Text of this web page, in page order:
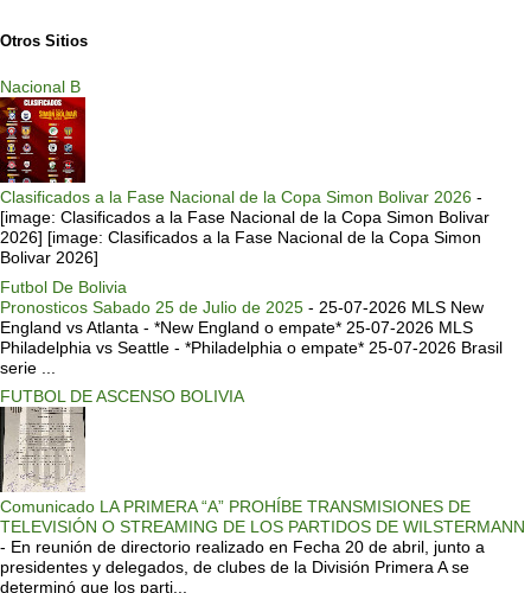
Otros Sitios
Nacional B
Clasificados a la Fase Nacional de la Copa Simon Bolivar 2026 -
[image: Clasificados a la Fase Nacional de la Copa Simon Bolivar
2026] [image: Clasificados a la Fase Nacional de la Copa Simon
Bolivar 2026]
Futbol De Bolivia
Pronosticos Sabado 25 de Julio de 2025 - 25-07-2026 MLS New
England vs Atlanta - *New England o empate* 25-07-2026 MLS
Philadelphia vs Seattle - *Philadelphia o empate* 25-07-2026 Brasil
serie ...
FUTBOL DE ASCENSO BOLIVIA
Comunicado LA PRIMERA “A” PROHÍBE TRANSMISIONES DE
TELEVISIÓN O STREAMING DE LOS PARTIDOS DE WILSTERMANN
- En reunión de directorio realizado en Fecha 20 de abril, junto a
presidentes y delegados, de clubes de la División Primera A se
determinó que los parti...